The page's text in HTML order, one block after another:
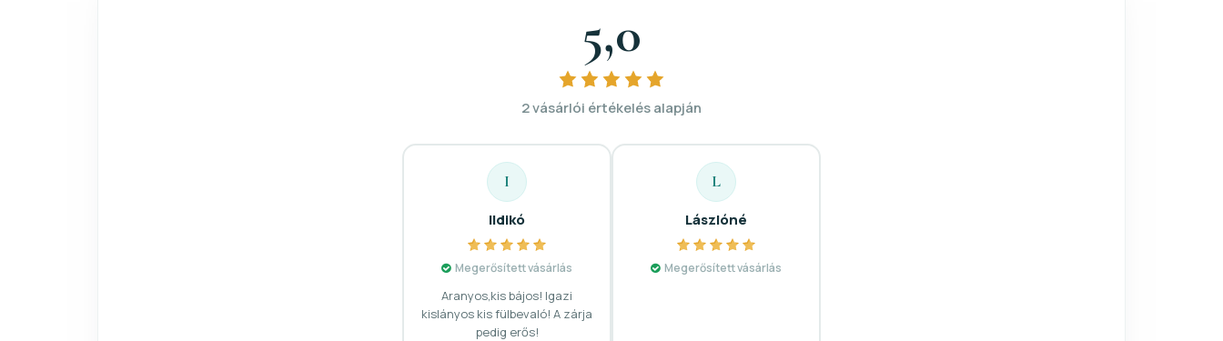
5,0
2 vásárlói értékelés alapján
I
Ildikó
Megerősített vásárlás
Aranyos,kis bájos! Igazi
kislányos kis fülbevaló! A zárja
pedig erős!
L
Lászlóné
Megerősített vásárlás